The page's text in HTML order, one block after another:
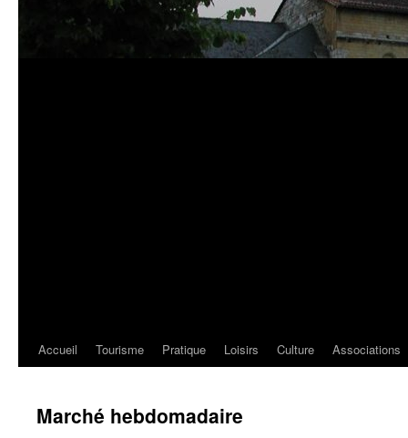
Accueil Tourisme Pratique Loisirs Culture Associations
Marché hebdomadaire